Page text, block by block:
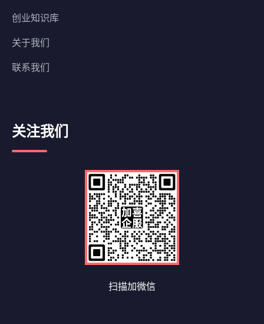
创业知识库
关于我们
联系我们
关注我们
扫描加微信